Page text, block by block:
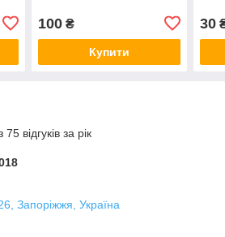
100₴
Купити
30
відгуків за рік
Запоріжжя, Україна